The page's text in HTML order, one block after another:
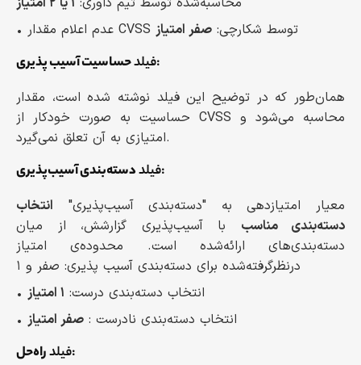
• عدم اعلام مقدار CVSS توسط شکارچی: صفر امتیاز
فیلدحساسیت آسیب پذیری :
همان‌طور که در توضیح این فیلد نوشته‌ شده است، مقدار
حساسیت به صورت خودکار از CVSS محاسبه می‌شود و
امتیازی به آن تعلق نمی‌گیرد.
فیلددسته‌بندی آسیب‌پذیری :
معیار امتیازدهی به "دسته‌بندی آسیب‌پذیری" انتخاب
دسته‌بندی مناسب با آسیب‌پذیری گزارشش، از میان
دسته‌بندی‌های ارائه‌شده است. محدوده‌ی امتیاز
درنظرگرفته‌شده برای دسته‌بندی آسیب پذیری: صفر و ۱
• انتخاب دسته‌بندی درست: ۱ امتیاز
• انتخاب دسته‌بندی نادرست : صفر امتیاز
فیلدراه‌حل :